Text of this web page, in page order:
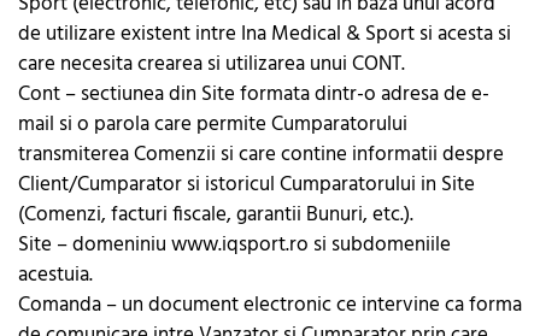
de utilizare existent intre Ina Medical & Sport si acesta si
care necesita crearea si utilizarea unui CONT.
Cont – sectiunea din Site formata dintr-o adresa de e-
mail si o parola care permite Cumparatorului
transmiterea Comenzii si care contine informatii despre
Client/Cumparator si istoricul Cumparatorului in Site
(Comenzi, facturi fiscale, garantii Bunuri, etc.).
Site – domeniniu www.iqsport.ro si subdomeniile
acestuia.
Comanda – un document electronic ce intervine ca forma